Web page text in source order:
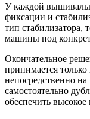
У каждой
фиксации и
тип
машины под
Окончательное
принимается
непосредственно
самостоятельно
обеспечить